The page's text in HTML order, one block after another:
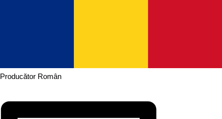
Producător Român